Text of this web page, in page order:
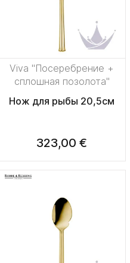
Viva "Посеребрение +
сплошная позолота"
Нож для рыбы 20,5см
323,00 €